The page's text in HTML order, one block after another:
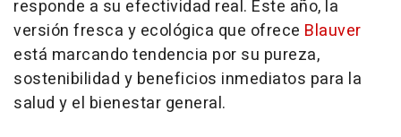
responde a su efectividad real. Este año, la
versión fresca y ecológica que ofrece Blauver
está marcando tendencia por su pureza,
sostenibilidad y beneficios inmediatos para la
salud y el bienestar general.